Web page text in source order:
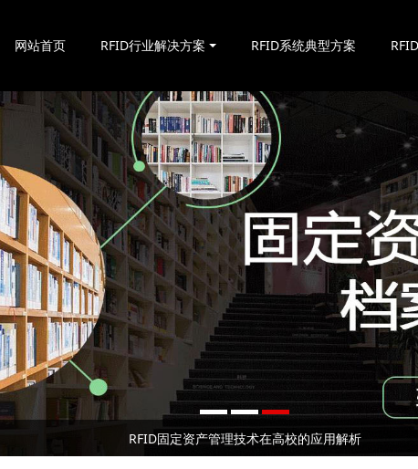
网站首页 RFID行业解决方案 RFID系统典型方案
RFID固定资产管理技术在高校的应用解析
RFID资产管理系统实现全方位资产管控进行实时动态管理
RFID固定资产管理技术在高校的应用解析